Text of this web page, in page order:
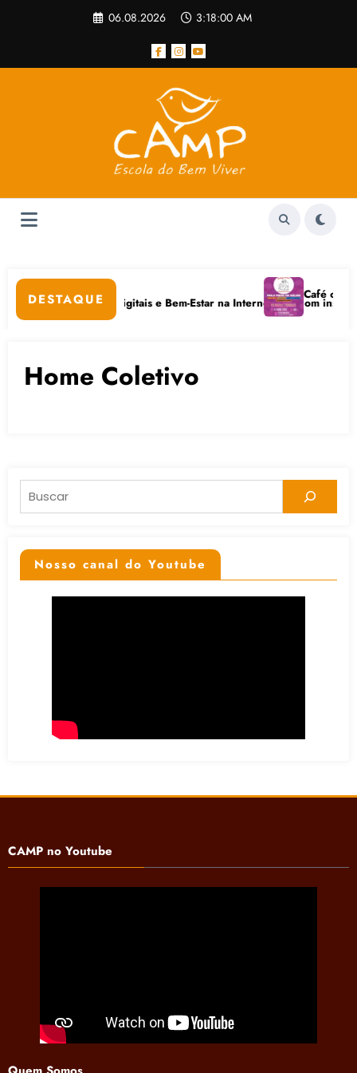
06.08.2026 3:18:00 AM
DESTAQUE
popular
em Cuidados Digitais e Bem-Estar na Internet está com inscrições
Café com
Home Coletivo
Pesquisar
Nosso canal do Youtube
CAMP no Youtube